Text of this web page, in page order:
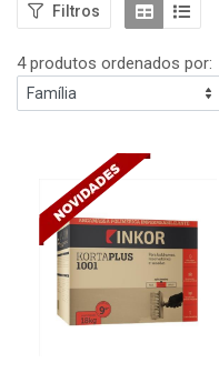
Filtros
4 produtos ordenados por: